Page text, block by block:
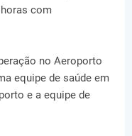
com
no Aeroporto
equipe de saúde em
e a equipe de